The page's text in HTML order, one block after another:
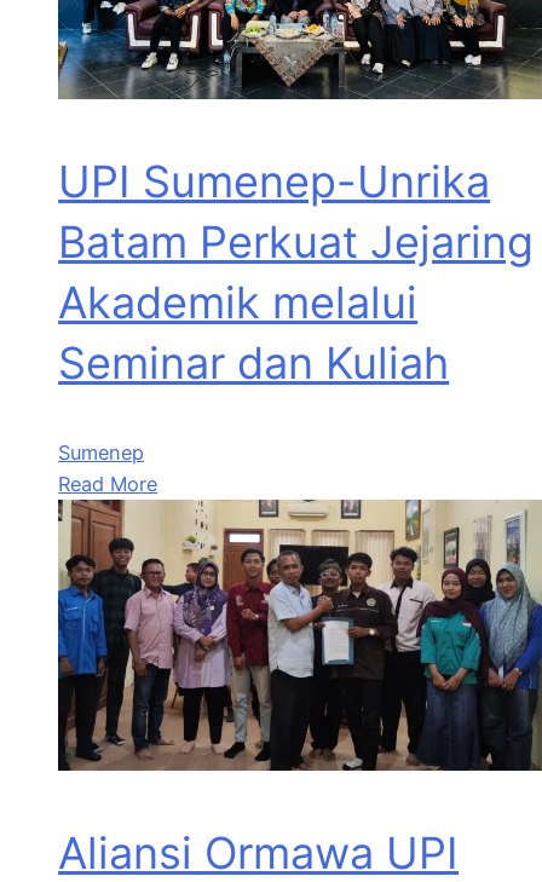
UPI Sumenep-Unrika
Batam Perkuat Jejaring
Akademik melalui
Seminar dan Kuliah
Sumenep
Read More
Aliansi Ormawa UPI